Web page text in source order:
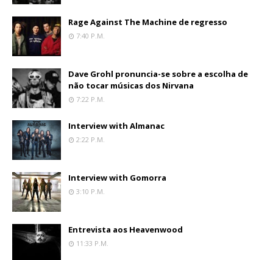
Rage Against The Machine de regresso
7:40 P.m.
Dave Grohl pronuncia-se sobre a escolha de
não tocar músicas dos Nirvana
7:22 P.m.
Interview with Almanac
2:22 P.m.
Interview with Gomorra
3:10 P.m.
Entrevista aos Heavenwood
11:33 P.m.